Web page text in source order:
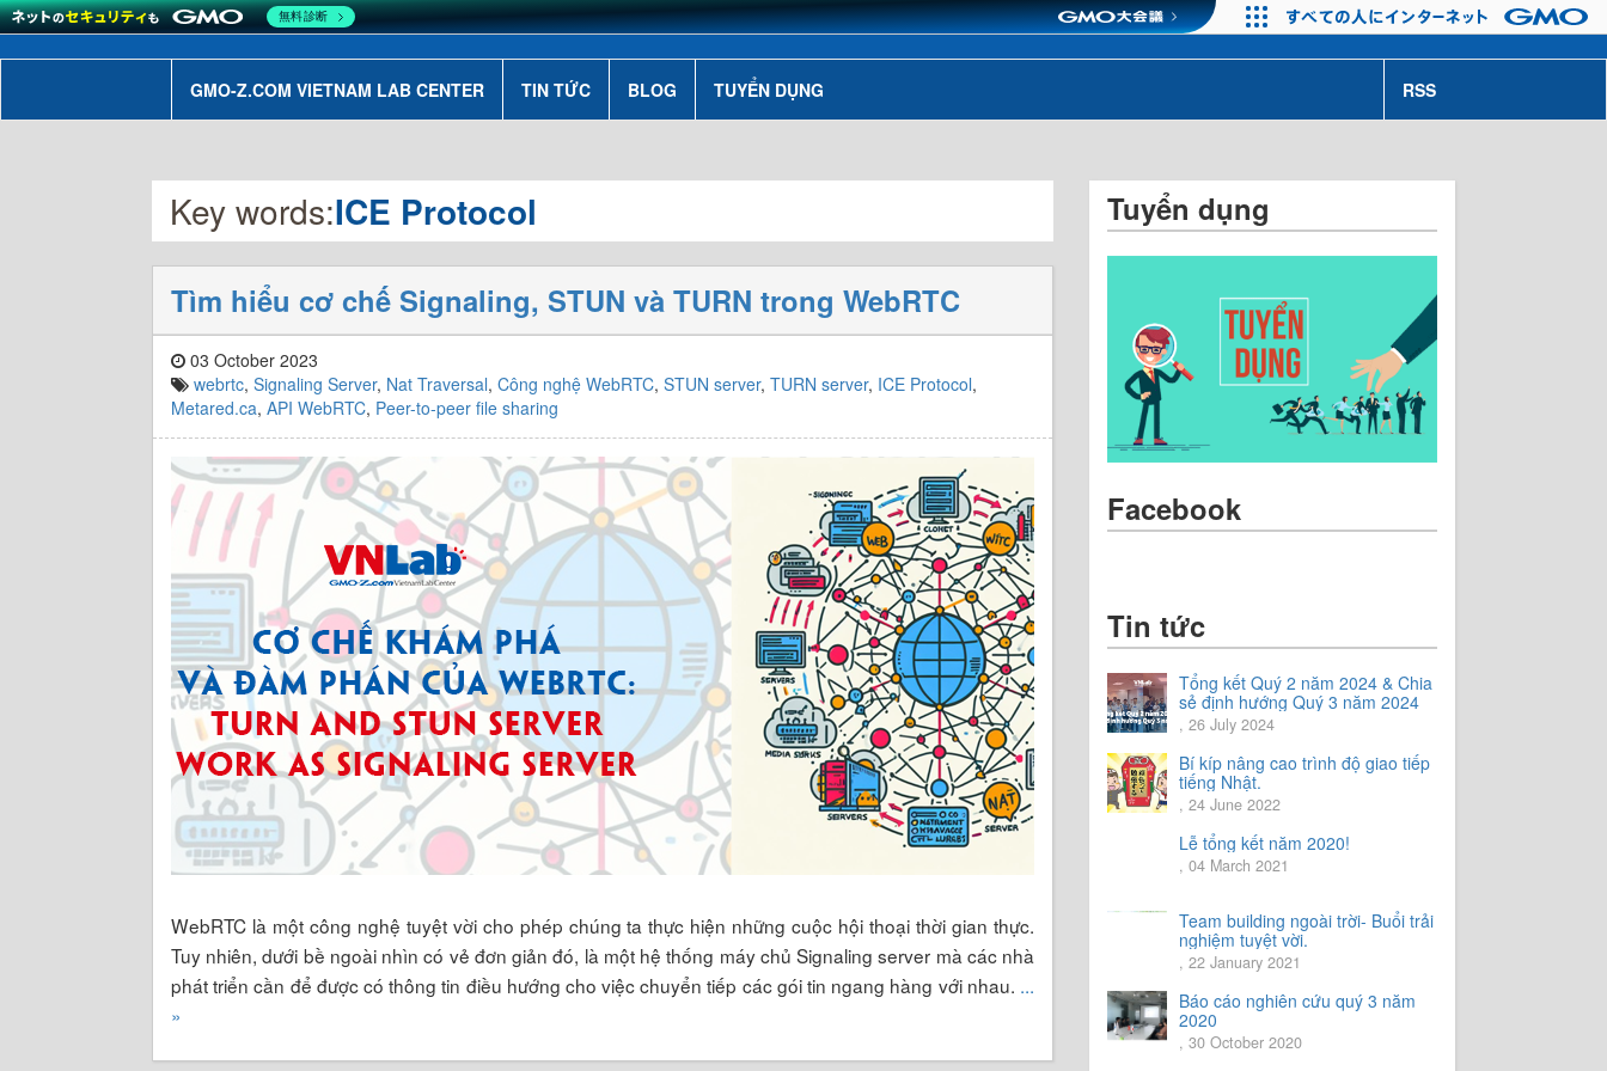
GMO-Z.COM VIETNAM LAB CENTER TIN TỨC BLOG TUYỂN DỤNG
Key words:ICE Protocol
Tìm hiểu cơ chế Signaling, STUN và TURN trong WebRTC
03 October 2023
webrtc
,Signaling Server,Nat Traversal,Công nghệ WebRTC,STUN server TURN server,ICE Protocol,
Metared.ca
API WebRTC, Peer-to-peer file sharing
Tuyển dụng
Facebook
Tin tức
Tổng kết Quý 2 năm 2024 & Chia
sẻ định hướng Quý 3 năm 2024
, 26 July 2024
Bí kíp nâng cao trình độ giao tiếp
tiếng Nhật.
, 24 June 2022
Lễ tổng kết năm 2020!
, 04 March 2021
無料診断